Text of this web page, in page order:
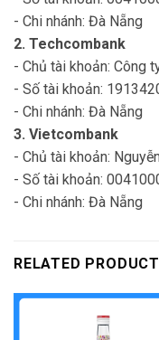
- Chi nhánh: Đà Nẵng
2. Techcombank
- Chủ tài khoản: Công
- Số tài khoản:
- Chi nhánh: Đà Nẵng
3. Vietcombank
- Chủ tài khoản:
- Số tài khoản:
- Chi nhánh: Đà Nẵng
RELATED